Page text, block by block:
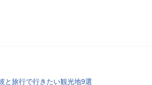
と旅行で行きたい観光地9選